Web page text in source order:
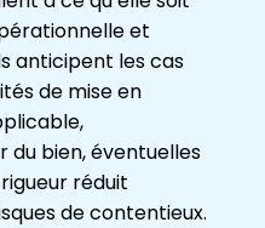
et
anticipent les cas
de mise en
du bien, éventuelles
réduit
de contentieux.